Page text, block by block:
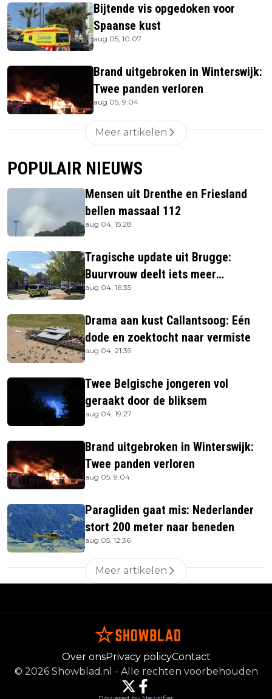
Bijtende vis opgedoken voor
Spaanse kust
aug 05, 10:07
Brand uitgebroken in Winterswijk:
Twee panden verloren
aug 05, 9:04
Meer artikelen
POPULAIR NIEUWS
Mensen uit Drenthe en Friesland
bellen massaal 112
aug 04, 15:28
Tragische update uit Brugge:
Buurvrouw deelt iets meer
informatie
aug 04, 16:35
Drama aan kust Callantsoog: Eén
dode en zoektocht naar vermiste
aug 04, 21:39
Twee Belgische jongeren vol
geraakt door de bliksem
aug 04, 19:27
Brand uitgebroken in Winterswijk:
Twee panden verloren
aug 05, 9:04
Paragliden gaat mis: Nederlander
stort 200 meter naar beneden
aug 05, 12:36
Meer artikelen
Over onsPrivacy policyContact
© 2026 Showblad.nl - Alle rechten voorbehouden